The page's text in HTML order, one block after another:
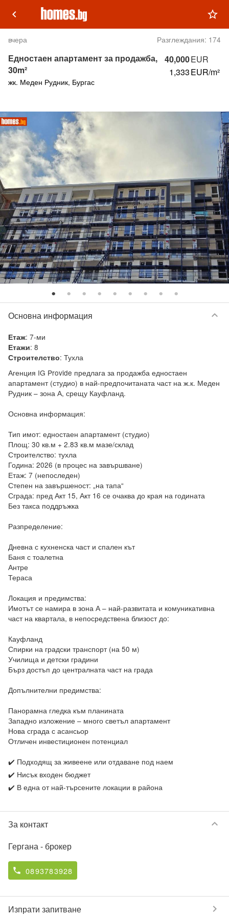
keyboard_arrow_left star_outline
вчера Разглеждания: 174
40,000EUR
1,333EUR/m²
Едностаен апартамент за продажба,
30m²
жк. Меден Рудник, Бургас
Основна информация keyboard_arrow_down
Етаж: 7-ми
Етажи: 8
Строителство: Тухла
Агенция IG Provide предлага за продажба едностаен
апартамент (студио) в най-предпочитаната част на ж.к. Меден
Рудник – зона А, срещу Кауфланд.
Основна информация:
Тип имот: едностаен апартамент (студио)
Площ: 30 кв.м + 2.83 кв.м мазе/склад
Строителство: тухла
Година: 2026 (в процес на завършване)
Етаж: 7 (непоследен)
Степен на завършеност: „на тапа“
Сграда: пред Акт 15, Акт 16 се очаква до края на годината
Без такса поддръжка
Разпределение:
Дневна с кухненска част и спален кът
Баня с тоалетна
Антре
Тераса
Локация и предимства:
Имотът се намира в зона А – най-развитата и комуникативна
част на квартала, в непосредствена близост до:
Кауфланд
Спирки на градски транспорт (на 50 м)
Училища и детски градини
Бърз достъп до централната част на града
Допълнителни предимства:
Панорамна гледка към планината
Западно изложение – много светъл апартамент
Нова сграда с асансьор
Отличен инвестиционен потенциал
✔️ Подходящ за живеене или отдаване под наем
✔️ Нисък входен бюджет
✔️ В една от най-търсените локации в района
За контакт keyboard_arrow_down
Гергана- брокер
phone 0893783928
Изпрати запитване chevron_right